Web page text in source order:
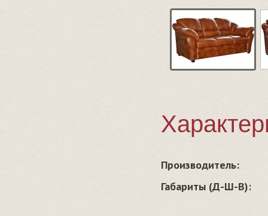
Производитель:
Габариты (Д-Ш-В):